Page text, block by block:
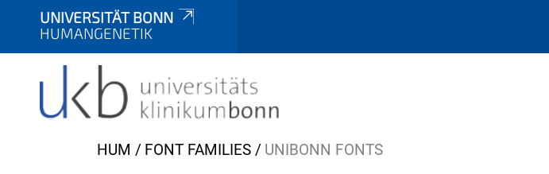
UNIVERSITÄT BONN
HUMANGENETIK
Y
HUM FONT FAMILIES UNIBONN FONTS